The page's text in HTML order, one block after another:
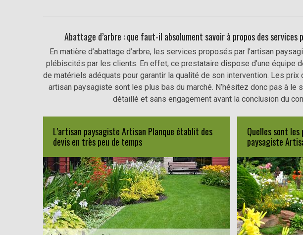
Abattage d’arbre : que faut-il absolument savoir à propos des services
En matière d’abattage d’arbre, les services proposés par l’artisan
plébiscités par les clients. En effet, ce prestataire dispose d’une équipe
de matériels adéquats pour garantir la qualité de son intervention. Les prix
artisan paysagiste sont les plus bas du marché. N’hésitez donc pas à le
détaillé et sans engagement avant la conclusion du
L’artisan paysagiste Artisan Planque établit des
devis en très peu de temps
Quelles sont
paysagiste